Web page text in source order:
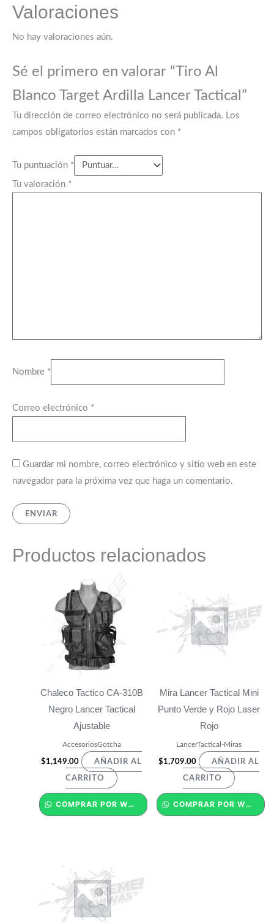
Valoraciones
No hay valoraciones aún.
Sé el primero en valorar “Tiro Al
Blanco Target Ardilla Lancer Tactical”
Tu dirección de correo electrónico no será publicada. Los
campos obligatorios están marcados con *
Tu puntuación *
Tu valoración *
Nombre *
Correo electrónico *
Guardar mi nombre, correo electrónico y sitio web en este
navegador para la próxima vez que haga un comentario.
Productos relacionados
Chaleco Tactico CA-310B
Negro Lancer Tactical
Ajustable
AccesoriosGotcha
$1,149.00 AÑADIR AL
CARRITO
COMPRAR POR WHATSAPP
Mira Lancer Tactical Mini
Punto Verde y Rojo Laser
Rojo
LancerTactical-Miras
$1,709.00 AÑADIR AL
CARRITO
COMPRAR POR WHATSAPP